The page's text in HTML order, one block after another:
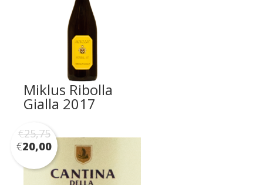
Miklus Ribolla
Gialla 2017
€25,75
€20,00